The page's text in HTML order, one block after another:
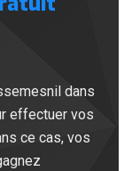
dans
effectuer vos
ce cas, vos